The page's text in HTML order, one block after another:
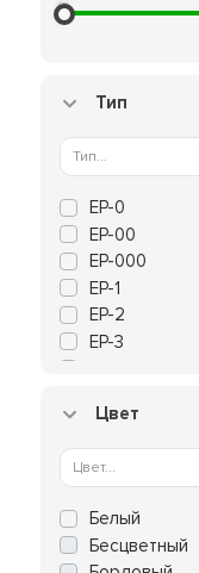
Тип
EP-0
EP-00
EP-000
EP-1
EP-2
EP-3
Водостойкие
Для
Для водной
Цвет
Белый
Бесцветный